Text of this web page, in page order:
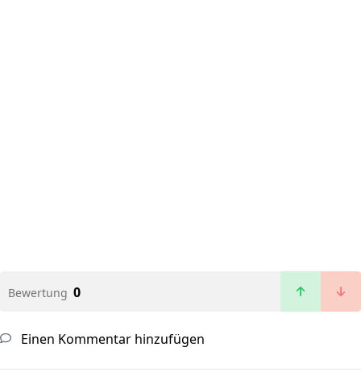
Bewertung 0
Einen Kommentar hinzufügen